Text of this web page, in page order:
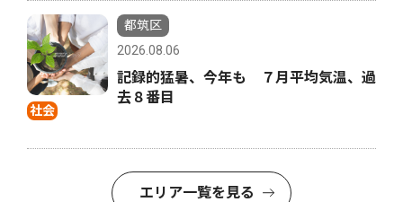
社会
都筑区
2026.08.06
記録的猛暑、今年も ７月平均気温、過
去８番目
エリア一覧を見る